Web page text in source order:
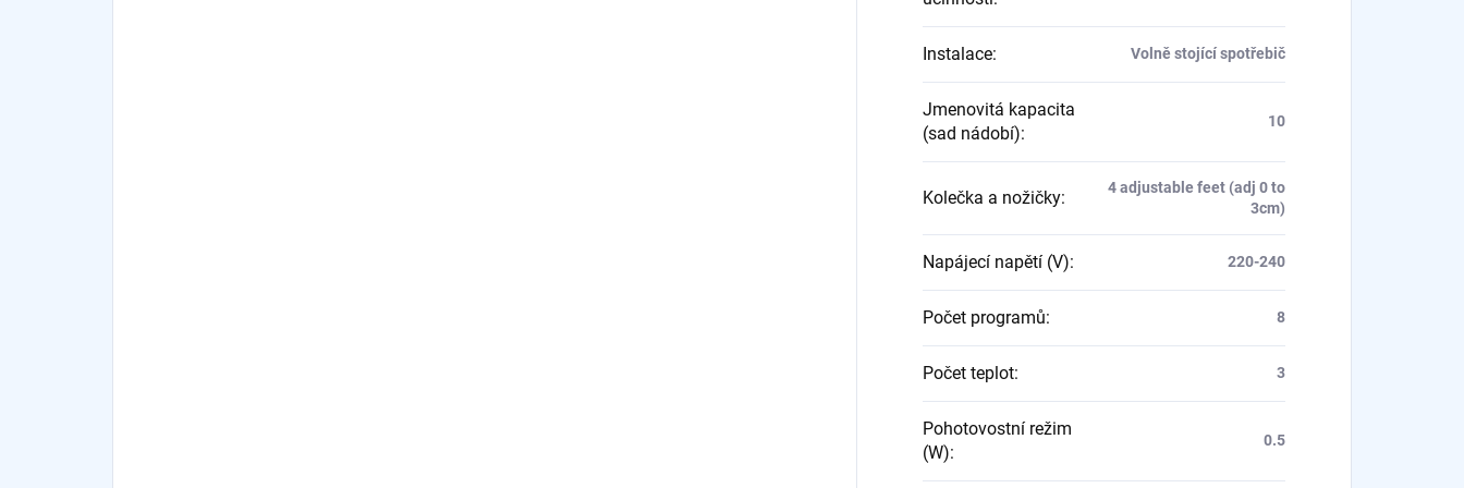
Instalace: Volně stojící spotřebič
Jmenovitá kapacita
(sad nádobí):
10
Kolečka a nožičky:
4 adjustable feet (adj 0 to
3cm)
Napájecí napětí (V): 220-240
Počet programů: 8
Počet teplot: 3
Pohotovostní režim
(W):
0.5